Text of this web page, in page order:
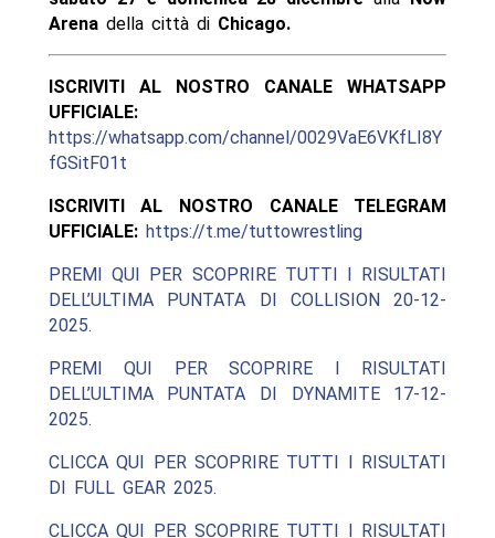
Arenadella città di Chicago.
ISCRIVITI AL NOSTRO CANALE WHATSAPP
UFFICIALE:
https://whatsapp.com/channel/0029VaE6VKfLI8Y
fGSitF01t
ISCRIVITI AL NOSTRO CANALE TELEGRAM
UFFICIALE: https://t.me/tuttowrestling
PREMI QUI PER SCOPRIRE TUTTI I RISULTATI
DELL’ULTIMA PUNTATA DI COLLISION 20-12-
2025.
PREMI QUI PER SCOPRIRE I RISULTATI
DELL’ULTIMA PUNTATA DI DYNAMITE 17-12-
2025.
CLICCA QUI PER SCOPRIRE TUTTI I RISULTATI
DI FULL GEAR 2025.
CLICCA QUI PER SCOPRIRE TUTTI I RISULTATI